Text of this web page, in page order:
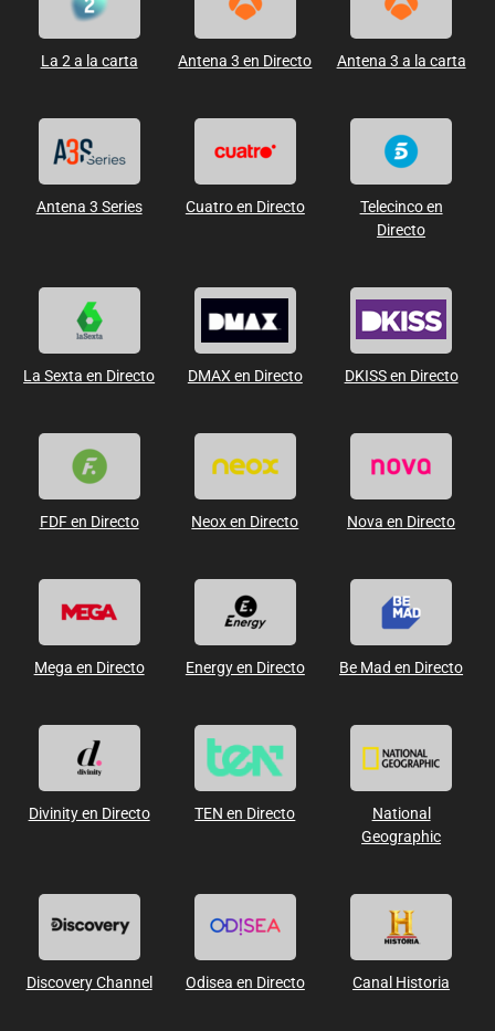
La 2 a la carta Antena 3 en Directo Antena 3 a la carta
Antena 3 Series Cuatro en Directo
Telecinco en
Directo
La Sexta en Directo DMAX en Directo DKISS en Directo
FDF en Directo Neox en Directo Nova en Directo
Mega en Directo Energy en Directo Be Mad en Directo
Divinity en Directo TEN en Directo
National
Geographic
Discovery Channel Odisea en Directo Canal Historia